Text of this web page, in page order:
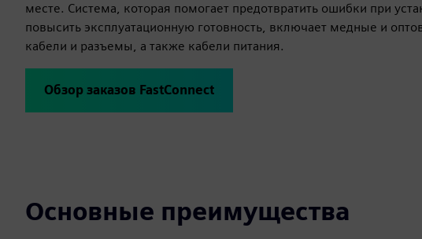
месте. Система, которая помогает предотвратить ошибки при
повысить эксплуатационную готовность, включает медные и
кабели и разъемы, а также кабели питания.
Обзор заказов FastConnect
Основные преимущества